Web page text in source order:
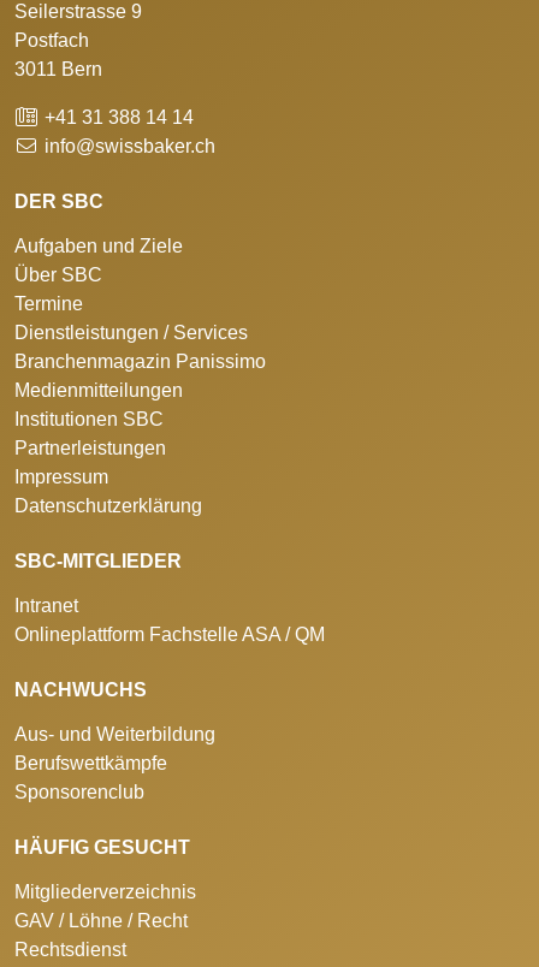
Seilerstrasse 9
Postfach
3011 Bern
+41 31 388 14 14
info@swissbaker.ch
DER SBC
Aufgaben und Ziele
Über SBC
Termine
Dienstleistungen / Services
Branchenmagazin Panissimo
Medienmitteilungen
Institutionen SBC
Partnerleistungen
Impressum
Datenschutzerklärung
SBC-MITGLIEDER
Intranet
Onlineplattform Fachstelle ASA / QM
NACHWUCHS
Aus- und Weiterbildung
Berufswettkämpfe
Sponsorenclub
HÄUFIG GESUCHT
Mitgliederverzeichnis
GAV / Löhne / Recht
Rechtsdienst